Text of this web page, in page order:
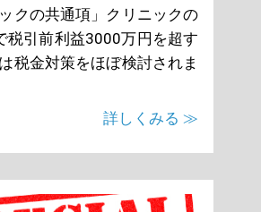
クの共通項」クリニックの
税引前利益3000万円を超す
税金対策をほぼ検討されま
詳しくみる ≫